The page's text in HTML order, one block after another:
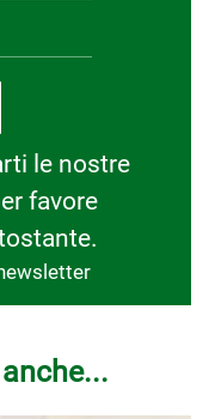
le nostre
favore